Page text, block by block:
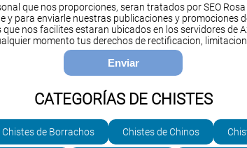
que nos proporciones, seran tratados por SEO
y para enviarle nuestras publicaciones y promociones
nos facilites estaran ubicados en los servidores
momento tus derechos de rectificacion,
CATEGORÍAS DE CHISTES
Chistes de Borrachos Chistes de Chinos